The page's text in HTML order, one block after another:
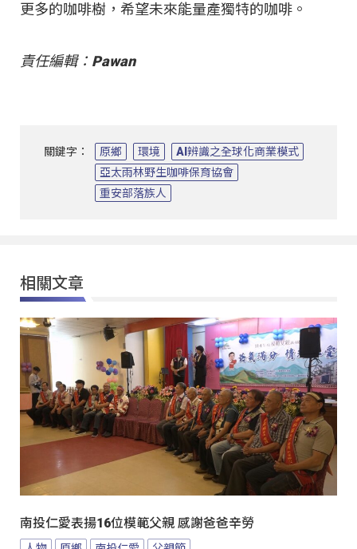
更多的咖啡樹，希望未來能量產獨特的咖啡。
責任編輯：Pawan
關鍵字： 原鄉 環境
AI辨識之全球化商業模式
亞太雨林野生咖啡保育協會
重安部落族人
相關文章
南投仁愛表揚16位模範父親 感謝爸爸辛勞